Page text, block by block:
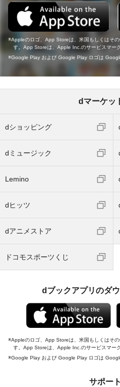
Appleのロゴ、App Storeは、米国もしくはそ
す。App Storeは、Apple Inc.のサービスマーク
Google Play および Google Play ロゴは
dマーケッ
dショッピング
dミュージック
Lemino
dヒッツ
dアニメストア
ドコモスポーツくじ
dブックアプリのダ
Appleのロゴ、App Storeは、米国もしくはそ
す。App Storeは、Apple Inc.のサービスマーク
Google Play および Google Play ロゴは
サポー